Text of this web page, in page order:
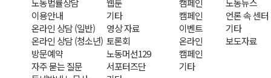
노동법률상담
이용안내
온라인 상담 (일반)
온라인 상담 (청소년)
방문예약
자주 묻는 질문
웹툰
기타
영상 자료
토론회
노동머선129
서포터즈단
캠페인
캠페인
이벤트
온라인
캠페인
기타
노동뉴스
언론 속 센터
기타
보도자료